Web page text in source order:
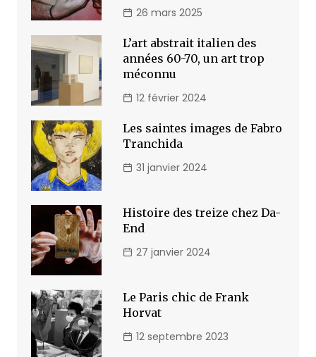
26 mars 2025
L’art abstrait italien des
années 60-70, un art trop
méconnu
12 février 2024
Les saintes images de Fabro
Tranchida
31 janvier 2024
Histoire des treize chez Da-
End
27 janvier 2024
Le Paris chic de Frank
Horvat
12 septembre 2023